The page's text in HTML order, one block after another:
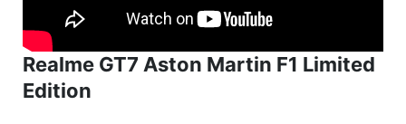
Realme GT7 Aston Martin F1 Limited
Edition